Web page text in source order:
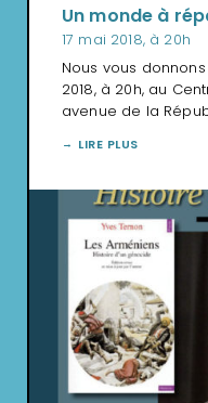
Un monde à
17 mai 2018, à 20h
Nous vous
2018, à 20h, au
avenue de la
LIRE PLUS